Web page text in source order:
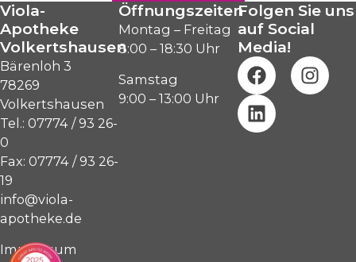
Viola-
Apotheke
Volkertshausen
Bärenloh 3
78269
Volkertshausen
Tel.: 07774 / 93 26-
0
Fax: 07774 / 93 26-
19
info@viola-
apotheke.de
Impressum
Öffnungszeiten
Montag – Freitag
8:00 – 18:30 Uhr
Samstag
9:00 – 13:00 Uhr
Folgen Sie uns
auf Social
Media!